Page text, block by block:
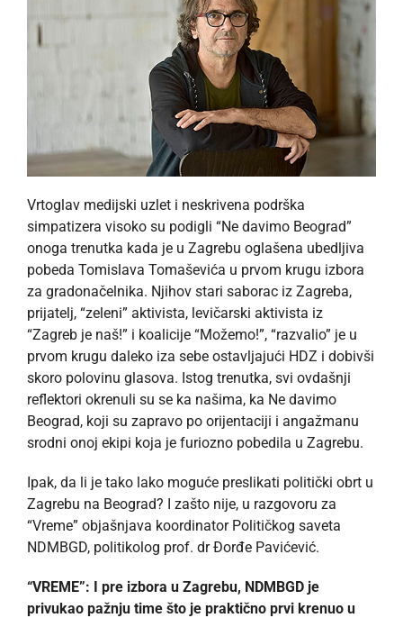
Vrtoglav medijski uzlet i neskrivena podrška
simpatizera visoko su podigli “Ne davimo Beograd”
onoga trenutka kada je u Zagrebu oglašena ubedljiva
pobeda Tomislava Tomaševića u prvom krugu izbora
za gradonačelnika. Njihov stari saborac iz Zagreba,
prijatelj, “zeleni” aktivista, levičarski aktivista iz
“Zagreb je naš!” i koalicije “Možemo!”, “razvalio” je u
prvom krugu daleko iza sebe ostavljajući HDZ i dobivši
skoro polovinu glasova. Istog trenutka, svi ovdašnji
reflektori okrenuli su se ka našima, ka Ne davimo
Beograd, koji su zapravo po orijentaciji i angažmanu
srodni onoj ekipi koja je furiozno pobedila u Zagrebu.
Ipak, da li je tako lako moguće preslikati politički obrt u
Zagrebu na Beograd? I zašto nije, u razgovoru za
“Vreme” objašnjava koordinator Političkog saveta
NDMBGD, politikolog prof. dr Đorđe Pavićević.
“VREME”: I pre izbora u Zagrebu, NDMBGD je
privukao pažnju time što je praktično prvi krenuo u